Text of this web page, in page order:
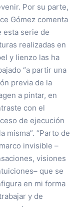
Por su parte,
Gómez comenta
esta serie de
realizadas en
y lienzo las ha
“a partir una
previa de la
a pintar, en
con el
de ejecución
misma”. “Parto de
invisible –
visiones
que se
en mi forma
y de